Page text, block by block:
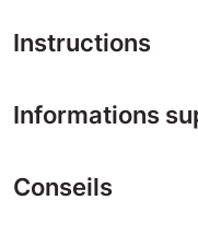
Instructions
Informations
Conseils